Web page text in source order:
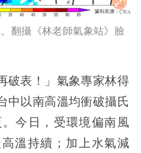
翻攝《林老師氣象站》臉
破表！」氣象專家林得
中以南高溫均衝破攝氏
今日，受環境偏南風
溫持續；加上水氣減